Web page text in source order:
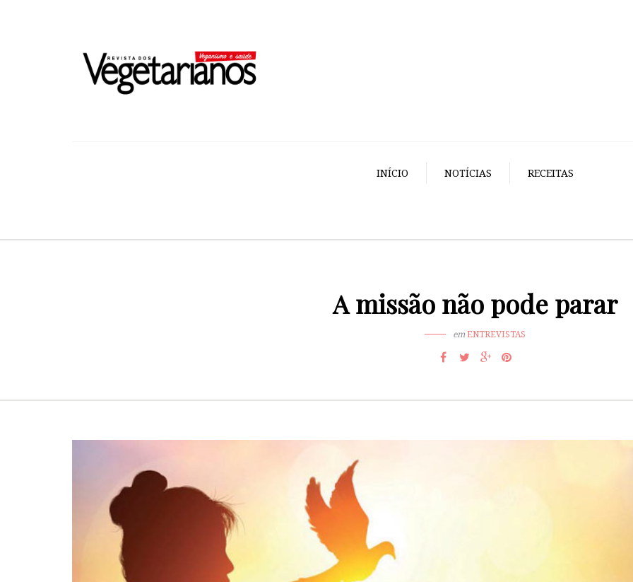
INÍCIO NOTÍCIAS RECEITAS
A missão não pode parar
emENTREVISTAS